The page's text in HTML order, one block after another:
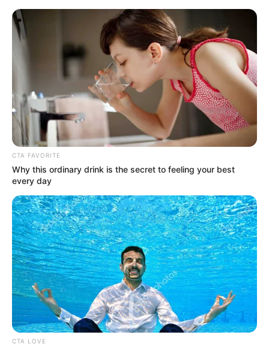
CTA FAVORITE
Why this ordinary drink is the secret to feeling your best
every day
CTA LOVE